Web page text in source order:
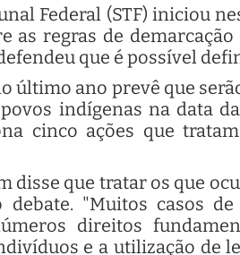
Federal (STF) iniciou
as regras de
que é possível
último ano prevê que
indígenas na data
cinco ações que
disse que tratar os que
debate. "Muitos casos
direitos
e a utilização de